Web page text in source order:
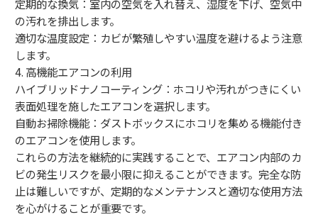
定期的な換気：室内の空気を入れ替え、湿度を下げ、空気中
の汚れを排出します。
適切な温度設定：カビが繁殖しやすい温度を避けるよう注意
します。
4. 高機能エアコンの利用
ハイブリッドナノコーティング：ホコリや汚れがつきにくい
表面処理を施したエアコンを選択します。
自動お掃除機能：ダストボックスにホコリを集める機能付き
のエアコンを使用します。
これらの方法を継続的に実践することで、エアコン内部のカ
ビの発生リスクを最小限に抑えることができます。完全な防
止は難しいですが、定期的なメンテナンスと適切な使用方法
を心がけることが重要です。